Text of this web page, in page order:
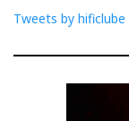
Tweets by hificlube